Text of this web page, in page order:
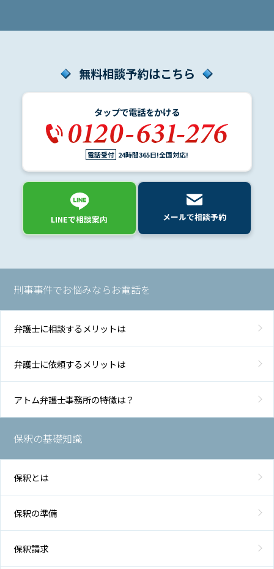
無料相談予約はこちら
タップで電話をかける
電話受付 24時間365日!全国対応!
LINEで相談案内 メールで相談予約
刑事事件でお悩みならお電話を
弁護士に相談するメリットは
弁護士に依頼するメリットは
アトム弁護士事務所の特徴は？
保釈の基礎知識
保釈とは
保釈の準備
保釈請求